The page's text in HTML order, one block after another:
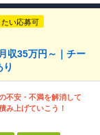
い応募可
収35万円～｜チー
不安・不満を解消して
み上げていこう！